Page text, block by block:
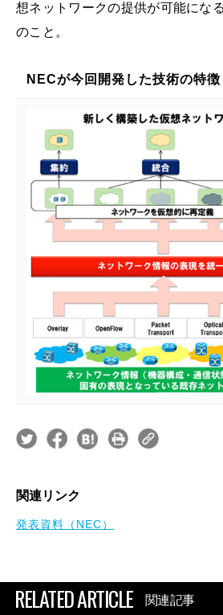
想ネットワークの提供が可能にな
のこと。
NECが今回開発した技術の特徴
関連リンク
発表資料（NEC）
RELATED ARTICLE 関連記事